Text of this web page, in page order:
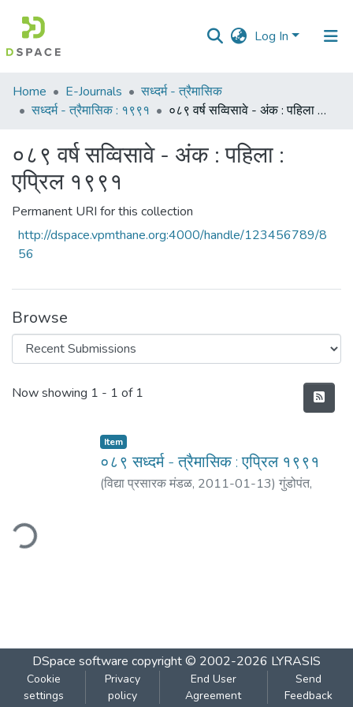
Log In
Communities
&
All of DSpace
Home E-Journals
सध्दर्म - त्रैमासिक
सध्दर्म - त्रैमासिक : १९९१
०८९ वर्ष सव्विसावे - अंक : पहिला : एप्रिल १९९१
०८९ वर्ष सव्विसावे - अंक : पहिला :
एप्रिल १९९१
Permanent URI for this collection
http://dspace.vpmthane.org:4000/handle/123456789/8
56
Browse
Recent Submissions
Now showing 1 - 1 of 1
Item
०८९ सध्दर्म - त्रैमासिक : एप्रिल १९९१
(विद्या प्रसारक मंडळ, 2011-01-13) गुंडोपंत,
DSpace software copyright © 2002-2026 LYRASIS
Cookie
settings
Privacy
policy
End User
Agreement
Send
Feedback